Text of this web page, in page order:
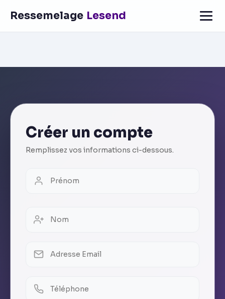
Ressemelage Lesend
Créer un compte
Remplissez vos informations ci-dessous.